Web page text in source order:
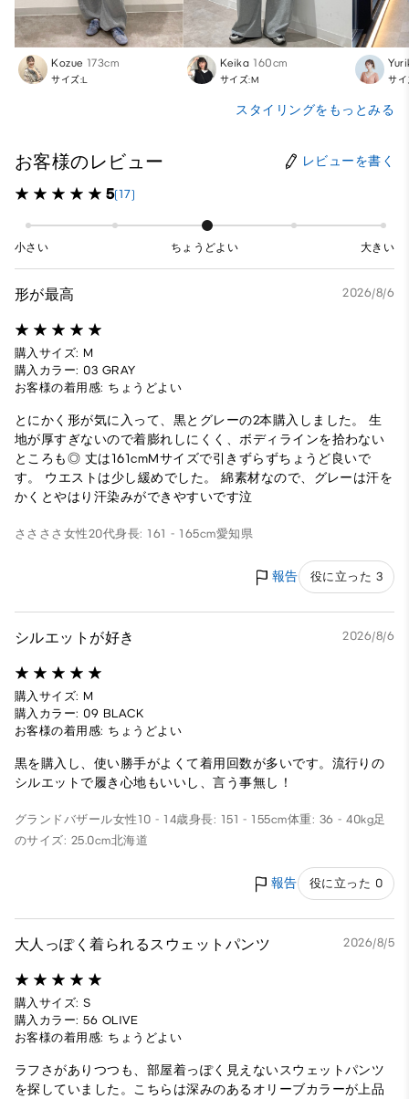
Kozue 173cm
サイズ:L
Keika 160cm
サイズ:M サイ
スタイリングをもっとみる
お客様のレビュー レビューを書く
5(17)
小さい ちょうどよい 大きい
形が最高 2026/8/6
購入サイズ: M
購入カラー: 03 GRAY
お客様の着用感: ちょうどよい
とにかく形が気に入って、黒とグレーの2本購入しました。 生
地が厚すぎないので着膨れしにくく、ボディラインを拾わない
ところも◎ 丈は161cmMサイズで引きずらずちょうど良いで
す。 ウエストは少し緩めでした。 綿素材なので、グレーは汗を
かくとやはり汗染みができやすいです泣
ささささ 女性20代身長: 161 - 165cm愛知県
報告 役に立った 3
シルエットが好き 2026/8/6
購入サイズ: M
購入カラー: 09 BLACK
お客様の着用感: ちょうどよい
黒を購入し、使い勝手がよくて着用回数が多いです。流行りの
シルエットで履き心地もいいし、言う事無し！
グランドバザール女性 10 - 14歳身長: 151 - 155cm体重: 36 - 40kg足
のサイズ: 25.0cm北海道
報告 役に立った 0
大人っぽく着られるスウェットパンツ 2026/8/5
購入サイズ: S
購入カラー: 56 OLIVE
お客様の着用感: ちょうどよい
ラフさがありつつも、部屋着っぽく見えないスウェットパンツ
を探していました。こちらは深みのあるオリーブカラーが上品